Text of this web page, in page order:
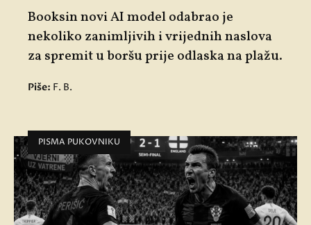
Booksin novi AI model odabrao je
nekoliko zanimljivih i vrijednih naslova
za spremit u boršu prije odlaska na plažu.
Piše: F. B.
PISMA PUKOVNIKU